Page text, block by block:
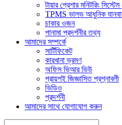
টায়ার প্রেশার মনিটরিং
TPMS ভালভ আধুনিক
চাকার ওজন
পানামা প্রদর্শনীর তথ্য
আমাদের সম্পর্কে
সার্টিফিকেট
কারখানা ভ্রমণ
অফিস ভিআর ভিউ
প্রায়শই জিজ্ঞাসিত প্রশ্নাবলী
ভিডিও
প্রদর্শনী
আমাদের সাথে যোগাযোগ করুন